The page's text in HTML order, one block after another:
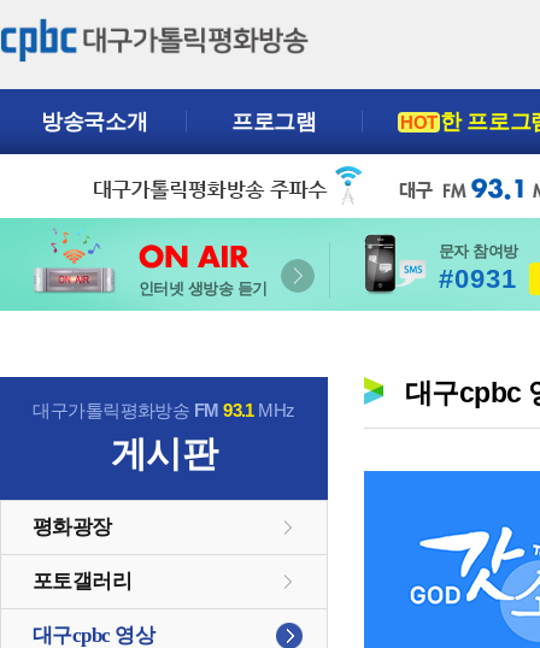
방송국소개 프로그램 HOT한 프로그
인터넷 생방송 듣기
문자 참여방
#0931
대구가톨릭평화방송 FM93.1MHz
게시판
평화광장
포토갤러리
대구cpbc 영상
대구cpbc